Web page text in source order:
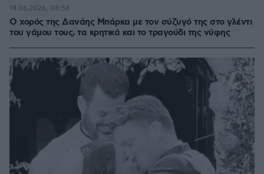
Ο χορός της Δανάης Μπάρκα με τον σύζυγό της στο γλέντι
του γάμου τους, τα κρητικά και το τραγούδι της νύφης
14.06.2026, 08:56